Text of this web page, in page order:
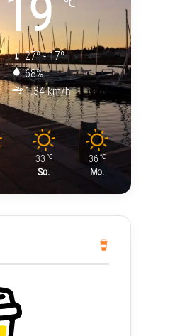
19 ℃
27º - 17º
68%
1.34 km/h
33 ℃
So.
36 ℃
Mo.